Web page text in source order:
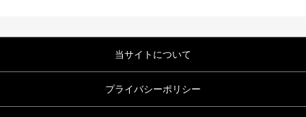
当サイトについて
プライバシーポリシー